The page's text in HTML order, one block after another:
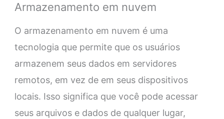
Armazenamento em nuvem
O armazenamento em nuvem é uma
tecnologia que permite que os usuários
armazenem seus dados em servidores
remotos, em vez de em seus dispositivos
locais. Isso significa que você pode acessar
seus arquivos e dados de qualquer lugar,